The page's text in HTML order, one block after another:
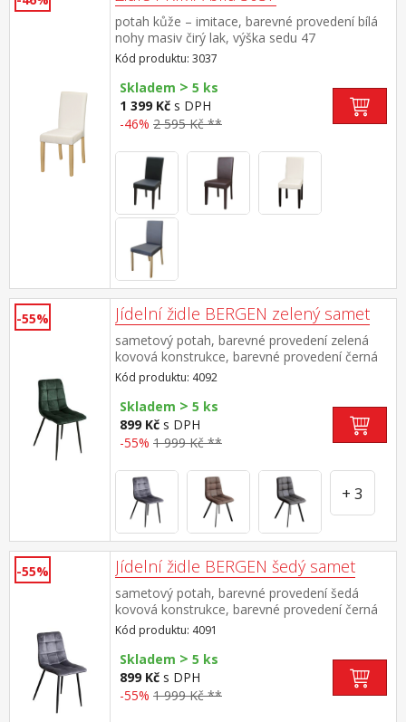
potah kůže – imitace, barevné provedení bílá
nohy masiv čirý lak, výška sedu 47
cm doporučená nosnost do 120 kg
Kód produktu: 3037
Skladem > 5 ks
1 399 Kč s DPH
-46% 2 595 Kč **
-55% Jídelní židle BERGEN zelený samet
sametový potah, barevné provedení zelená
kovová konstrukce, barevné provedení černá
výška sedu 49 cm
Kód produktu: 4092
Skladem > 5 ks
899 Kč s DPH
-55% 1 999 Kč **
+ 3
-55% Jídelní židle BERGEN šedý samet
sametový potah, barevné provedení šedá
kovová konstrukce, barevné provedení černá
výška sedu 49 cm
Kód produktu: 4091
Skladem > 5 ks
899 Kč s DPH
-55% 1 999 Kč **